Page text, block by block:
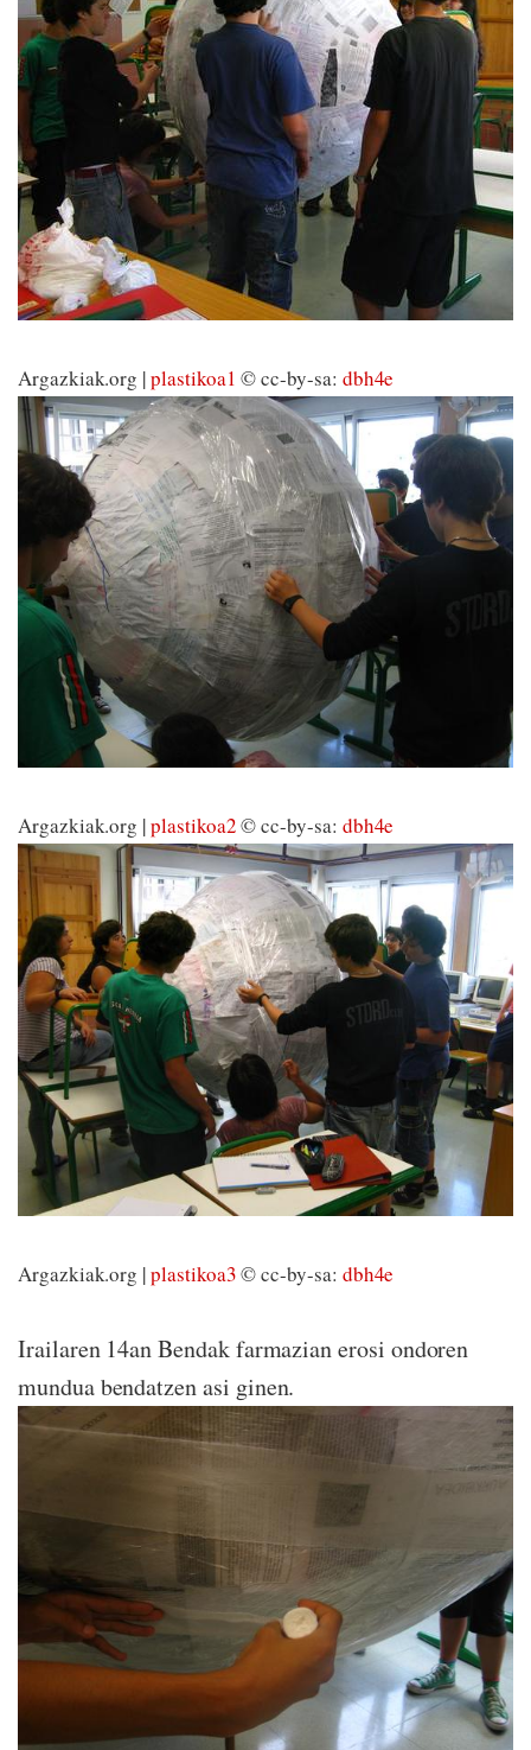
Argazkiak.org |plastikoa1 © cc-by-sa: dbh4e
Argazkiak.org |plastikoa2© cc-by-sa: dbh4e
Argazkiak.org |plastikoa3© cc-by-sa: dbh4e
Irailaren 14an Bendak farmazian erosi ondoren
mundua bendatzen asi ginen.